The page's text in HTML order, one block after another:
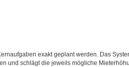
exakt geplant werden. Das
und schlägt die jeweils mögliche